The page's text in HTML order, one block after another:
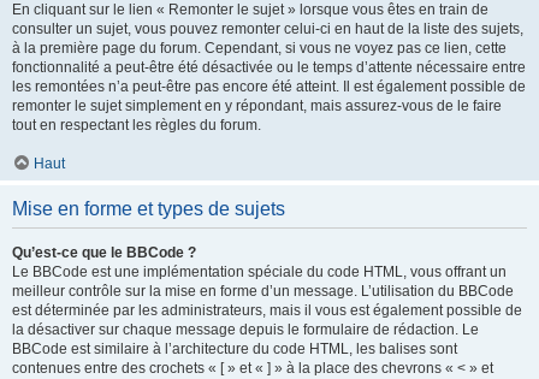
En cliquant sur le lien « Remonter le sujet » lorsque vous êtes en train de
consulter un sujet, vous pouvez remonter celui-ci en haut de la liste des sujets,
à la première page du forum. Cependant, si vous ne voyez pas ce lien, cette
fonctionnalité a peut-être été désactivée ou le temps d’attente nécessaire entre
les remontées n’a peut-être pas encore été atteint. Il est également possible de
remonter le sujet simplement en y répondant, mais assurez-vous de le faire
tout en respectant les règles du forum.
Haut
Mise en forme et types de sujets
Qu’est-ce que le BBCode ?
Le BBCode est une implémentation spéciale du code HTML, vous offrant un
meilleur contrôle sur la mise en forme d’un message. L’utilisation du BBCode
est déterminée par les administrateurs, mais il vous est également possible de
la désactiver sur chaque message depuis le formulaire de rédaction. Le
BBCode est similaire à l’architecture du code HTML, les balises sont
contenues entre des crochets « [ » et « ] » à la place des chevrons « < » et